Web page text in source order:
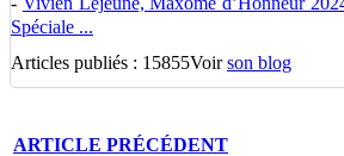
Spéciale ...
Articles publiés : 15855Voirson blog
ARTICLE PRÉCÉDENT